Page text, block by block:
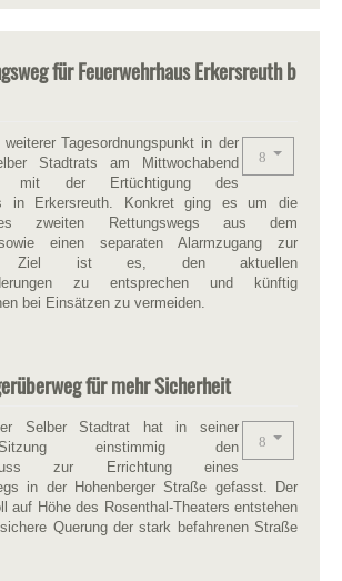
für Feuerwehrhaus Erkersreuth b
Tagesordnungspunkt in der
Stadtrats am Mittwochabend
mit der Ertüchtigung des
in Erkersreuth. Konkret ging es um die
zweiten Rettungswegs aus dem
einen separaten Alarmzugang zur
Ziel ist es, den aktuellen
zu entsprechen und künftig
bei Einsätzen zu vermeiden.
für mehr Sicherheit
Selber Stadtrat hat in seiner
einstimmig den
zur Errichtung eines
in der Hohenberger Straße gefasst. Der
auf Höhe des Rosenthal-Theaters entstehen
Querung der stark befahrenen Straße